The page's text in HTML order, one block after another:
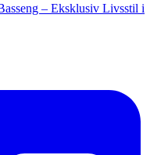
– Eksklusiv Livsstil i